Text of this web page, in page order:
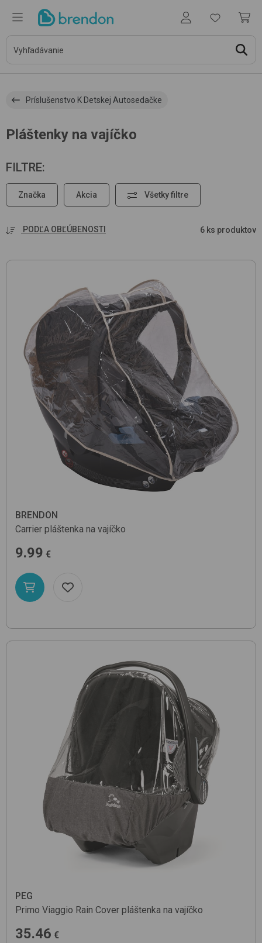
Príslušenstvo K Detskej Autosedačke
Pláštenky na vajíčko
FILTRE:
Značka Akcia Všetky filtre
PODĽA OBĽÚBENOSTI 6 ks produktov
BRENDON
Carrier pláštenka na vajíčko
9.99 €
PEG
Primo Viaggio Rain Cover pláštenka na vajíčko
35.46 €